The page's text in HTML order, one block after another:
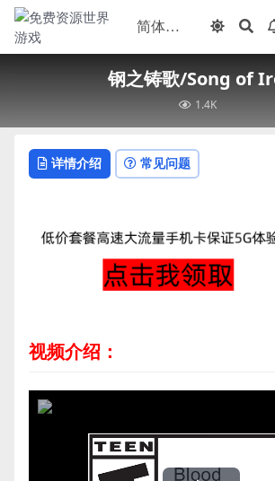
钢之铸歌/Song of
1.4K
详情介绍 常见问题
视频介绍：